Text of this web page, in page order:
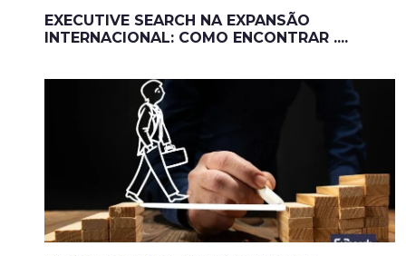
EXECUTIVE SEARCH NA EXPANSÃO
INTERNACIONAL: COMO ENCONTRAR ....